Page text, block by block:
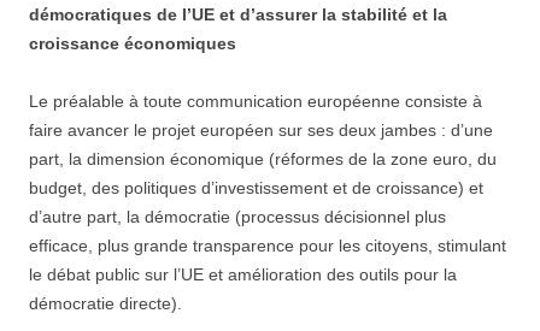
démocratiques de l’UE et d’assurer la stabilité et la
croissance économiques
Le préalable à toute communication européenne consiste à
faire avancer le projet européen sur ses deux jambes : d’une
part, la dimension économique (réformes de la zone euro, du
budget, des politiques d’investissement et de croissance) et
d’autre part, la démocratie (processus décisionnel plus
efficace, plus grande transparence pour les citoyens, stimulant
le débat public sur l’UE et amélioration des outils pour la
démocratie directe).